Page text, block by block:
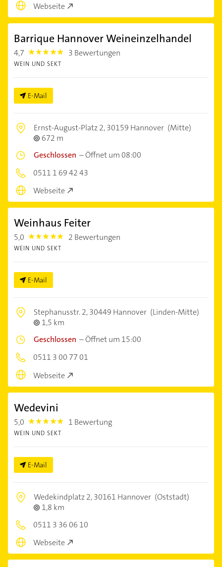
Webseite
Barrique Hannover Weineinzelhandel
4,7 4.7000003 3 Bewertungen
WEIN UND SEKT
E-Mail
Ernst-August-Platz 2,30159 Hannover (Mitte)
672 m
Geschlossen –Öffnet um 08:00
0511 1 69 42 43
Webseite
Weinhaus Feiter
5,0 5.0 2 Bewertungen
WEIN UND SEKT
E-Mail
Stephanusstr. 2,30449 Hannover (Linden-Mitte)
1,5 km
Geschlossen –Öffnet um 15:00
0511 3 00 77 01
Webseite
Wedevini
5,0 5.0 1 Bewertung
WEIN UND SEKT
E-Mail
Wedekindplatz 2,30161 Hannover (Oststadt)
1,8 km
0511 3 36 06 10
Webseite